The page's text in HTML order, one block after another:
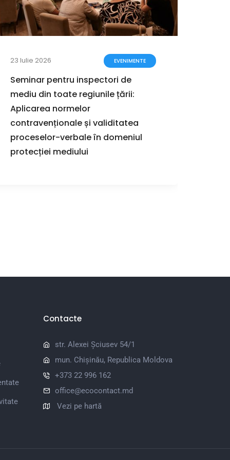
23 Iulie 2026 EVENIMENTE
Seminar pentru inspectori de
mediu din toate regiunile țării:
Aplicarea normelor
contravenționale și validitatea
proceselor-verbale în domeniul
protecției mediului
Contacte
str. Alexei Șciusev 54/1
mun. Chișinău, Republica Moldova
+373 22 996 162
office@ecocontact.md
Vezi pe hartă